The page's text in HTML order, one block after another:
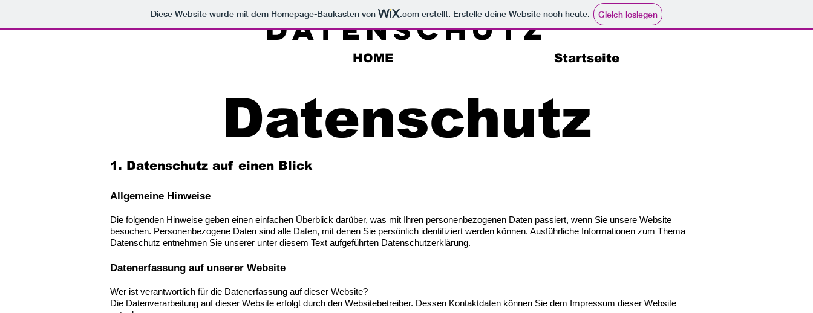
Diese Website wurde mit dem Homepage-Baukasten von .com erstellt. Erstelle deine Website noch heute. Gleich loslegen
HOME Startseite
Datenschutz
Datenschutz
1. Datenschutz auf einen Blick
Allgemeine Hinweise
Die folgenden Hinweise geben einen einfachen Überblick darüber, was mit Ihren personenbezogenen Daten passiert, wenn Sie unsere Website
besuchen. Personenbezogene Daten sind alle Daten, mit denen Sie persönlich identifiziert werden können. Ausführliche Informationen zum Thema
Datenschutz entnehmen Sie unserer unter diesem Text aufgeführten Datenschutzerklärung.
Datenerfassung auf unserer Website
Wer ist verantwortlich für die Datenerfassung auf dieser Website?
Die Datenverarbeitung auf dieser Website erfolgt durch den Websitebetreiber. Dessen Kontaktdaten können Sie dem Impressum dieser Website